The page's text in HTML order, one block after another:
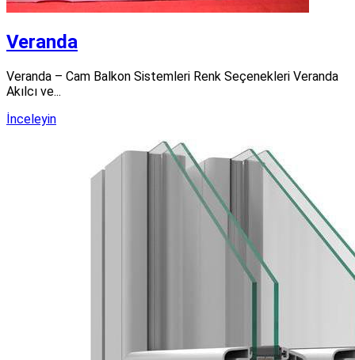
Veranda
Veranda – Cam Balkon Sistemleri Renk Seçenekleri Veranda
Akılcı ve...
İnceleyin